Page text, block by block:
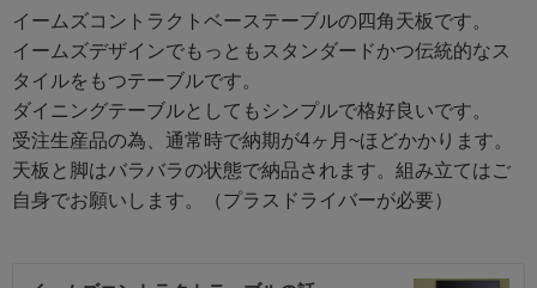
イームズコントラクトベーステーブルの四角天板です。
イームズデザインでもっともスタンダードかつ伝統的なス
タイルをもつテーブルです。
ダイニングテーブルとしてもシンプルで格好良いです。
受注生産品の為、通常時で納期が4ヶ月~ほどかかります。
天板と脚はバラバラの状態で納品されます。組み立てはご
自身でお願いします。（プラスドライバーが必要）